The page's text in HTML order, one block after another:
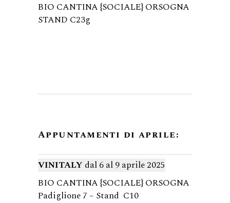
BIO CANTINA {SOCIALE} ORSOGNA
STAND C23g
Appuntamenti di aprile:
VINITALY dal 6 al 9 aprile 2025
BIO CANTINA {SOCIALE} ORSOGNA
Padiglione 7 – Stand C10